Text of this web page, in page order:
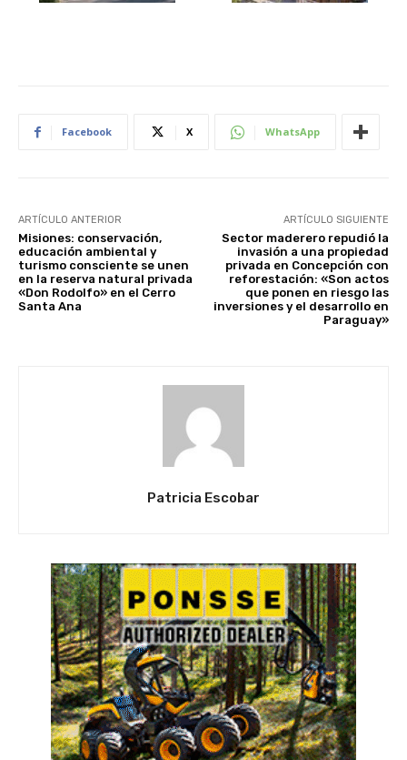
Facebook X WhatsApp
ARTÍCULO ANTERIOR
Misiones: conservación,
educación ambiental y
turismo consciente se unen
en la reserva natural privada
«Don Rodolfo» en el Cerro
Santa Ana
ARTÍCULO SIGUIENTE
Sector maderero repudió la
invasión a una propiedad
privada en Concepción con
reforestación: «Son actos
que ponen en riesgo las
inversiones y el desarrollo en
Paraguay»
Patricia Escobar